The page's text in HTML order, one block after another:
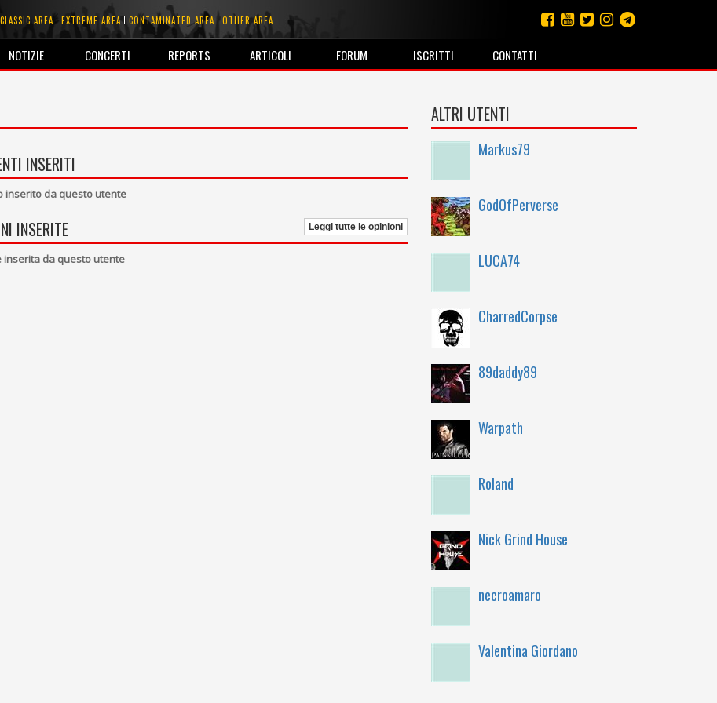
CLASSIC AREA EXTREME AREA CONTAMINATED AREA OTHER AREA
NOTIZIE CONCERTI REPORTS ARTICOLI FORUM ISCRITTI CONTATTI
INSERITI
inserito da questo utente
INSERITE Leggi tutte le opinioni
inserita da questo utente
ALTRI UTENTI
Markus79
GodOfPerverse
LUCA74
CharredCorpse
89daddy89
Warpath
Roland
Nick Grind House
necroamaro
Valentina Giordano